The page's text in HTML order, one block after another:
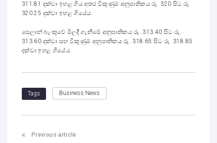
311.81 දක්වා ඉහළ ගිය අතර විකුණුම් අනුපාතිකය රු. 320 සිට රු.
320.25 දක්වා ඉහළ ගියේය.
සෙලාන් බැංකුවේ මිලදී ගැනීමේ අනුපාතිකය රු. 313.40 සිට රු.
313.60 දක්වා සහ විකුණුම් අනුපාතිකය රු. 318.65 සිට රු. 318.85
දක්වා ඉහළ ගියේය.
Tags Business News
Previous article